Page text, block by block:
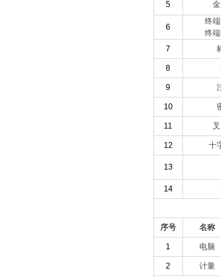
5
6
终
终
7
8
9
10
11
12 十
13
14
序号 名称
1 电脑
2 计量